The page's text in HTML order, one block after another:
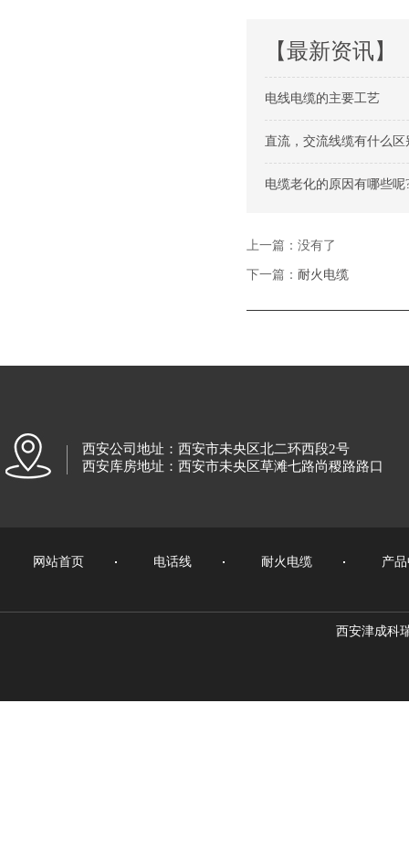
【最新资讯】
电线电缆的主要工艺
直流，交流线缆有什么区
电缆老化的原因有哪些呢
上一篇：没有了
下一篇： 耐火电缆
西安公司地址：西安市未央区北二环西段2号
西安库房地址：西安市未央区草滩七路尚稷路路口
网站首页 电话线 耐火电缆 产
西安津成科